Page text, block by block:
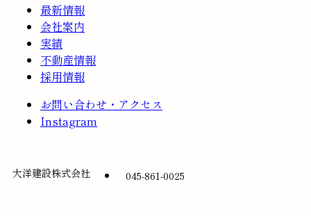
最新情報
会社案内
実績
不動産情報
採用情報
お問い合わせ・アクセス
Instagram
大洋建設株式会社 045-861-0025